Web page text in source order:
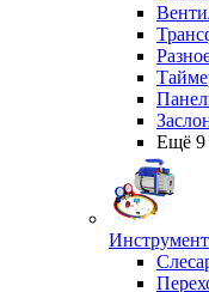
Ещё 9
Инструмент